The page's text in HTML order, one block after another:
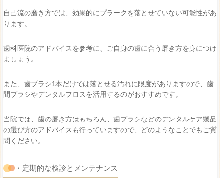
自己流の磨き方では、効果的にプラークを落とせていない可能性があ
ります。
歯科医院のアドバイスを参考に、ご自身の歯に合う磨き方を身につけ
ましょう。
また、歯ブラシ1本だけでは落とせる汚れに限度がありますので、歯
間ブラシやデンタルフロスを活用するのがおすすめです。
当院では、歯の磨き方はもちろん、歯ブラシなどのデンタルケア製品
の選び方のアドバイスも行っていますので、どのようなことでもご質
問ください。
・定期的な検診とメンテナンス